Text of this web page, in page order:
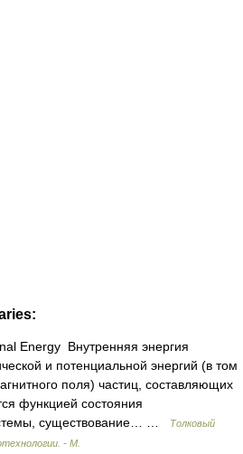
Energy Внутренняя энергия
и потенциальной энергий (в том
поля) частиц, составляющих
функцией состояния
существование… …
Толковый
- М.